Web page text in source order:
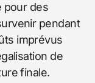
pour des
pendant
imprévus
de
finale.